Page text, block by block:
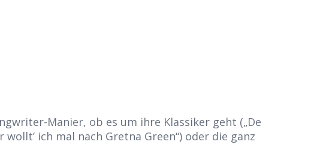
Manier, ob es um ihre Klassiker geht („De
ich mal nach Gretna Green“) oder die ganz